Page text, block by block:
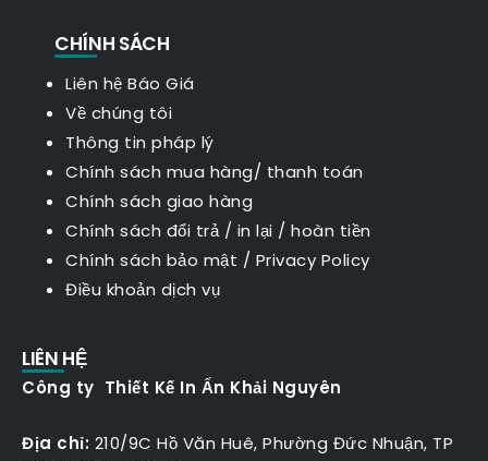
CHÍNH SÁCH
Liên hệ Báo Giá
Về chúng tôi
Thông tin pháp lý
Chính sách mua hàng/ thanh toán
Chính sách giao hàng
Chính sách đổi trả / in lại / hoàn tiền
Chính sách bảo mật / Privacy Policy
Điều khoản dịch vụ
LIÊN HỆ
Công ty Thiết Kế In Ấn Khải Nguyên
Địa chỉ: 210/9C Hồ Văn Huê, Phường Đức Nhuận, TP